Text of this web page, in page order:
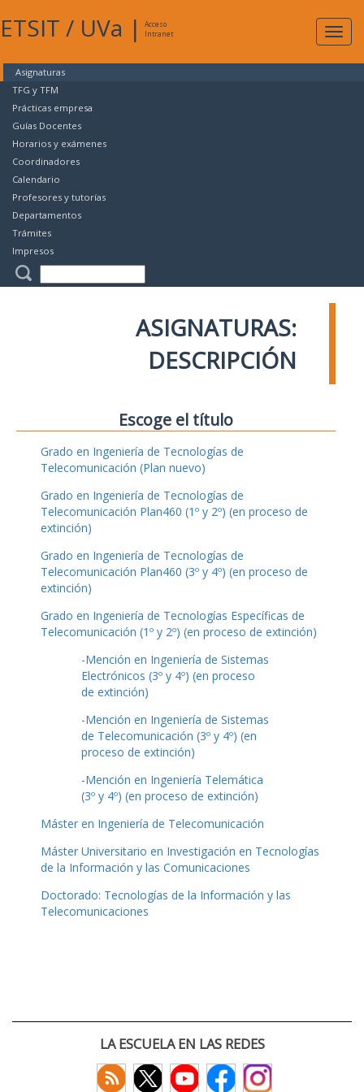
ETSIT / UVa |
Acceso
Intranet
Asignaturas
TFG y TFM
Prácticas empresa
Guías Docentes
Horarios y exámenes
Coordinadores
Calendario
Profesores y tutorías
Departamentos
Trámites
Impresos
ASIGNATURAS:
DESCRIPCIÓN
Escoge el título
Grado en Ingeniería de Tecnologías de
Telecomunicación (Plan nuevo)
Grado en Ingeniería de Tecnologías de
Telecomunicación Plan460 (1º y 2º) (en proceso de
extinción)
Grado en Ingeniería de Tecnologías de
Telecomunicación Plan460 (3º y 4º) (en proceso de
extinción)
Grado en Ingeniería de Tecnologías Específicas de
Telecomunicación (1º y 2º) (en proceso de extinción)
-Mención en Ingeniería de Sistemas
Electrónicos (3º y 4º) (en proceso
de extinción)
-Mención en Ingeniería de Sistemas
de Telecomunicación (3º y 4º) (en
proceso de extinción)
-Mención en Ingeniería Telemática
(3º y 4º) (en proceso de extinción)
Máster en Ingeniería de Telecomunicación
Máster Universitario en Investigación en Tecnologías
de la Información y las Comunicaciones
Doctorado: Tecnologías de la Información y las
Telecomunicaciones
LA ESCUELA EN LAS REDES